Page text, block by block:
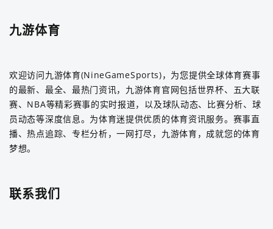
九游体育
欢迎访问九游体育(NineGameSports)，为您提供全球体育赛事
的最新、最全、最热门资讯，九游体育官网包括世界杯、五大联
赛、NBA等精彩赛事的实时报道，以及球队动态、比赛分析、球
员动态等深度信息。为体育迷提供优质的体育资讯服务。赛事直
播、热点追踪、专栏分析，一网打尽，九游体育，成就您的体育
梦想。
联系我们